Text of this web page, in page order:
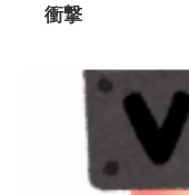
衝撃